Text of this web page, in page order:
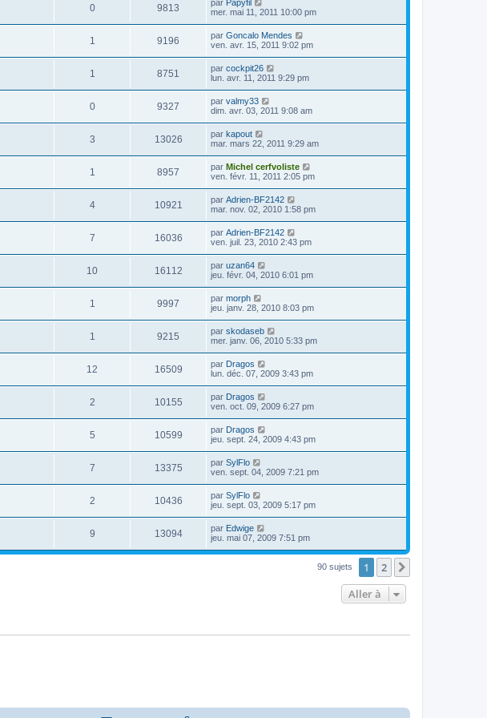
0 9813 par Papyfil
mer. mai 11, 2011 10:00 pm
1 9196 par Goncalo Mendes
ven. avr. 15, 2011 9:02 pm
1 8751 par cockpit26
lun. avr. 11, 2011 9:29 pm
0 9327 par valmy33
dim. avr. 03, 2011 9:08 am
3 13026 par kapout
mar. mars 22, 2011 9:29 am
1 8957 par Michel cerfvoliste
ven. févr. 11, 2011 2:05 pm
4 10921 par Adrien-BF2142
mar. nov. 02, 2010 1:58 pm
7 16036 par Adrien-BF2142
ven. juil. 23, 2010 2:43 pm
10 16112 par uzan64
jeu. févr. 04, 2010 6:01 pm
1 9997 par morph
jeu. janv. 28, 2010 8:03 pm
1 9215 par skodaseb
mer. janv. 06, 2010 5:33 pm
12 16509 par Dragos
lun. déc. 07, 2009 3:43 pm
2 10155 par Dragos
ven. oct. 09, 2009 6:27 pm
5 10599 par Dragos
jeu. sept. 24, 2009 4:43 pm
7 13375 par SylFlo
ven. sept. 04, 2009 7:21 pm
2 10436 par SylFlo
jeu. sept. 03, 2009 5:17 pm
9 13094 par Edwige
jeu. mai 07, 2009 7:51 pm
90 sujets 1 2
Aller à